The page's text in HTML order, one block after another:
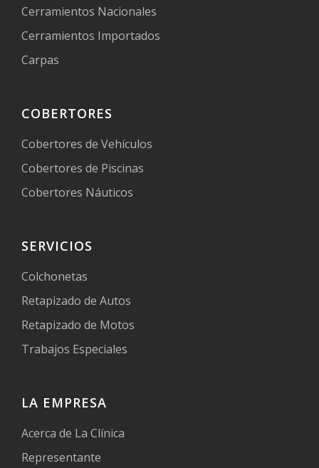
Cerramientos Nacionales
Cerramientos Importados
Carpas
COBERTORES
Cobertores de Vehículos
Cobertores de Piscinas
Cobertores Náuticos
SERVICIOS
Colchonetas
Retapizado de Autos
Retapizado de Motos
Trabajos Especiales
LA EMPRESA
Acerca de La Clínica
Representante